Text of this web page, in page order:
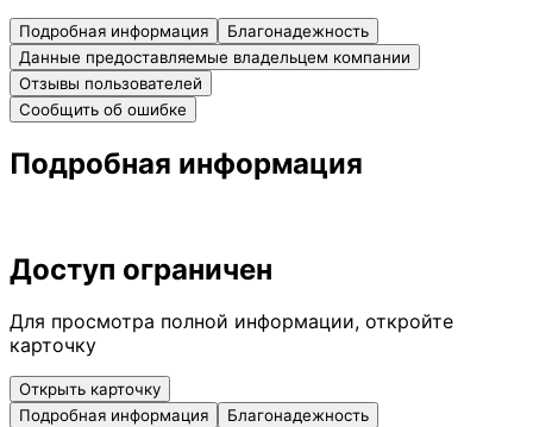
Подробная информация
Благонадежность
Данные предоставляемые владельцем компании
Отзывы пользователей
Сообщить об ошибке
Подробная информация
Доступ ограничен
Для просмотра полной информации, откройте
карточку
Открыть карточку
Подробная информация
Благонадежность